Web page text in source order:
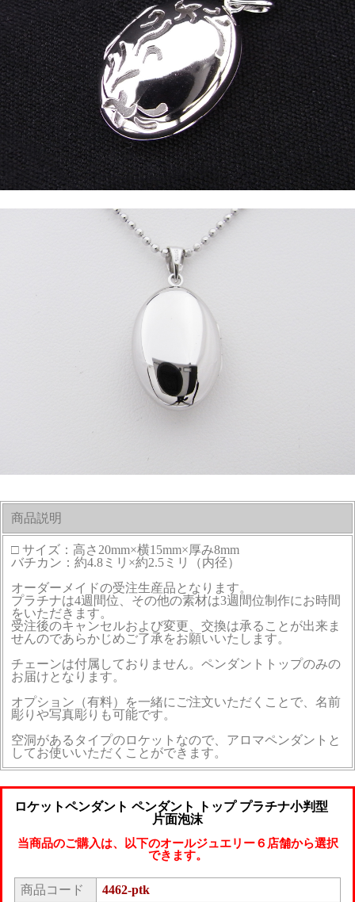
商品説明
□ サイズ：高さ20mm×横15mm×厚み8mm
バチカン：約4.8ミリ×約2.5ミリ（内径）
オーダーメイドの受注生産品となります。
プラチナは4週間位、その他の素材は3週間位制作にお時間
をいただきます。
受注後のキャンセルおよび変更、交換は承ることが出来ま
せんのであらかじめご了承をお願いいたします。
チェーンは付属しておりません。ペンダントトップのみの
お届けとなります。
オプション（有料）を一緒にご注文いただくことで、名前
彫りや写真彫りも可能です。
空洞があるタイプのロケットなので、アロマペンダントと
してお使いいただくことができます。
ロケットペンダント ペンダント トップ プラチナ小判型
片面泡沫
当商品のご購入は、以下のオールジュエリー６店舗から選択
できます。
商品コード
4462-ptk